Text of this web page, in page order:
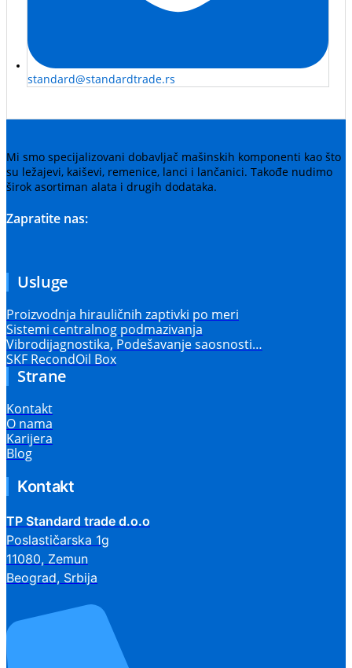
standard@standardtrade.rs
Mi smo specijalizovani dobavljač mašinskih komponenti kao što
su ležajevi, kaiševi, remenice, lanci i lančanici. Takođe nudimo
širok asortiman alata i drugih dodataka.
Zapratite nas:
Usluge
Proizvodnja hirauličnih zaptivki po meri
Sistemi centralnog podmazivanja
Vibrodijagnostika, Podešavanje saosnosti…
SKF RecondOil Box
Strane
Kontakt
O nama
Karijera
Blog
Kontakt
TP Standard trade d.o.o
Poslastičarska 1g
11080, Zemun
Beograd, Srbija